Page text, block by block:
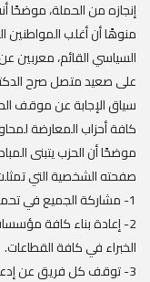
منوهًا أن أغلب المواطنين
السياسي القائم، معربين
على صعيد متصل صرح
سياق الإجابة عن موقف
كافة أحزاب المعارضة
موضحًا أن الحزب يتبنى
صفحته الشخصية التي
1- مشاركة الجميع في تحمل العبء ومواجهة الثورة المضادة.
2- إعادة بناء كافة
الخبراء في كافة القطاعات.
3- توقف كل فريق عن